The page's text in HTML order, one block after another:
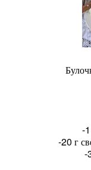
-
-20 г
-